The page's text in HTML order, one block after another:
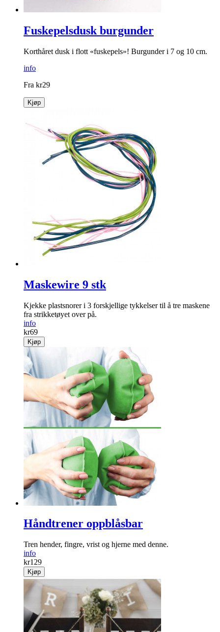
Fuskepelsdusk burgunder
Korthåret dusk i flott «fuskepels»! Burgunder i 7 og 10 cm.
info
Fra kr29
Kjøp
Maskewire 9 stk
Kjekke plastsnorer i 3 forskjellige tykkelser til å tre maskene
fra strikketøyet over på.
info
kr69
Kjøp
Håndtrener oppblåsbar
Tren hender, fingre, vrist og hjerne med denne.
info
kr129
Kjøp